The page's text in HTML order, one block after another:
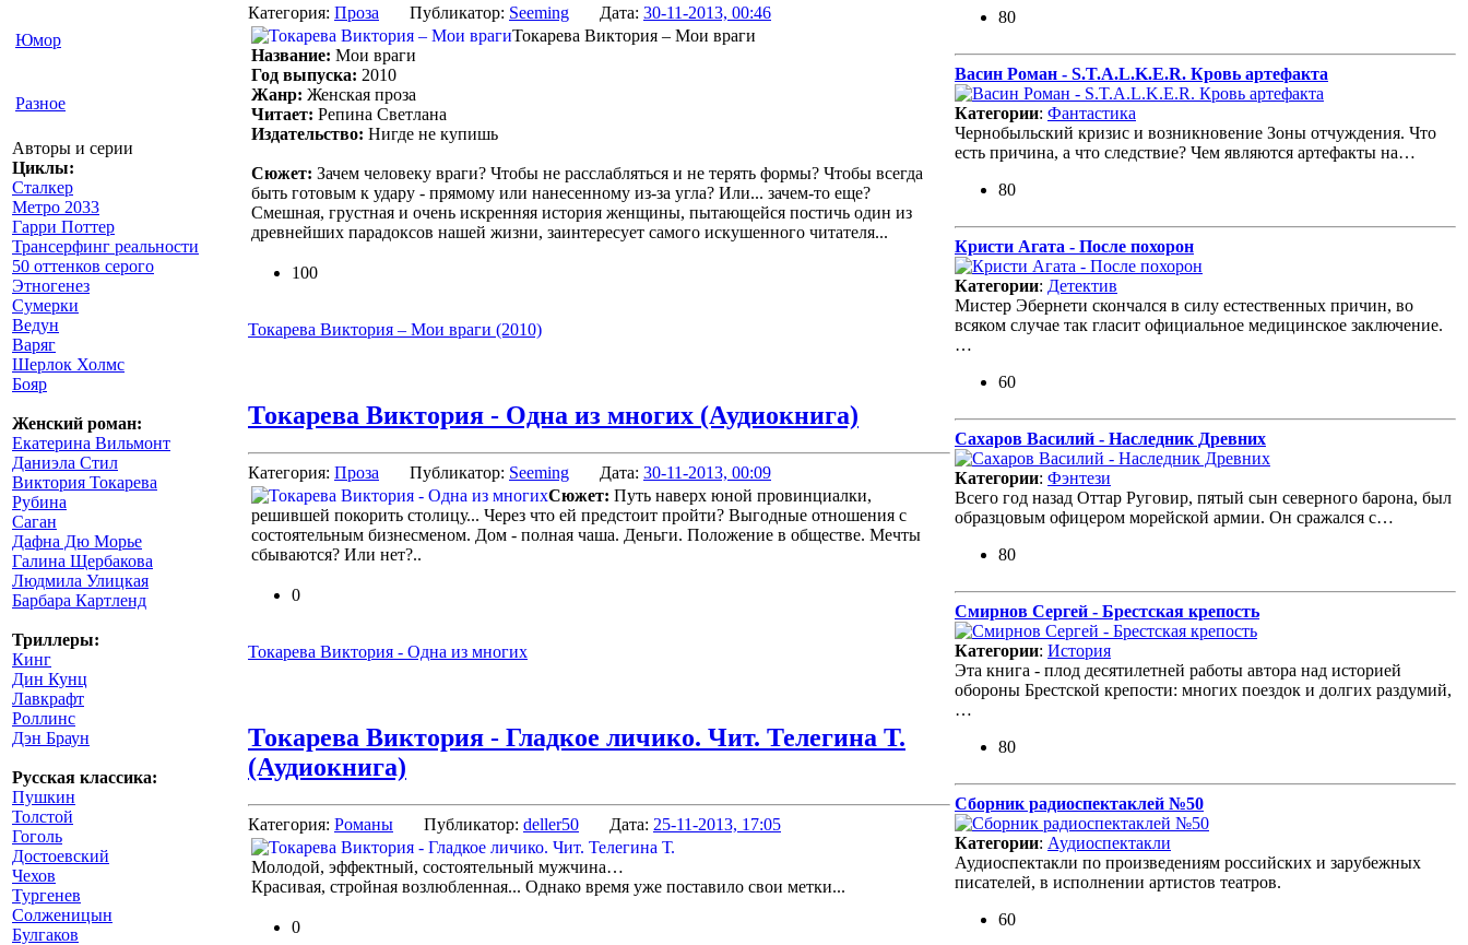
Юмор
Разное
Авторы и серии
Циклы:
Сталкер
Метро 2033
Гарри Поттер
Трансерфинг реальности
50 оттенков серого
Этногенез
Сумерки
Ведун
Варяг
Шерлок Холмс
Бояр
Женский роман:
Екатерина Вильмонт
Даниэла Стил
Виктория Токарева
Рубина
Саган
Дафна Дю Морье
Галина Щербакова
Людмила Улицкая
Барбара Картленд
Триллеры:
Кинг
Дин Кунц
Лавкрафт
Роллинс
Дэн Браун
Русская классика:
Пушкин
Толстой
Гоголь
Достоевский
Чехов
Тургенев
Солженицын
Булгаков
Категория: Проза Публикатор: Seeming Дата: 30-11-2013, 00:46
Токарева Виктория – Мои враги
Название: Мои враги
Год выпуска: 2010
Жанр: Женская проза
Читает: Репина Светлана
Издательство: Нигде не купишь
Сюжет: Зачем человеку враги? Чтобы не расслабляться и не терять формы? Чтобы всегда
быть готовым к удару - прямому или нанесенному из-за угла? Или... зачем-то еще?
Смешная, грустная и очень искренняя история женщины, пытающейся постичь один из
древнейших парадоксов нашей жизни, заинтересует самого искушенного читателя...
100
Токарева Виктория – Мои враги (2010)
Токарева Виктория - Одна из многих (Аудиокнига)
Категория: Проза Публикатор: Seeming Дата: 30-11-2013, 00:09
Сюжет: Путь наверх юной провинциалки,
решившей покорить столицу... Через что ей предстоит пройти? Выгодные отношения с
состоятельным бизнесменом. Дом - полная чаша. Деньги. Положение в обществе. Мечты
сбываются? Или нет?..
0
Токарева Виктория - Одна из многих
Токарева Виктория - Гладкое личико. Чит. Телегина Т.
(Аудиокнига)
Категория: Романы Публикатор: deller50 Дата: 25-11-2013, 17:05
Молодой, эффектный, состоятельный мужчина…
Красивая, стройная возлюбленная... Однако время уже поставило свои метки...
0
80
Васин Роман - S.T.A.L.K.E.R. Кровь артефакта
Категории: Фантастика
Чернобыльский кризис и возникновение Зоны отчуждения. Что
есть причина, а что следствие? Чем являются артефакты на…
80
Кристи Агата - После похорон
Категории: Детектив
Мистер Эбернети скончался в силу естественных причин, во
всяком случае так гласит официальное медицинское заключение.
…
60
Сахаров Василий - Наследник Древних
Категории: Фэнтези
Всего год назад Оттар Руговир, пятый сын северного барона, был
образцовым офицером морейской армии. Он сражался с…
80
Смирнов Сергей - Брестская крепость
Категории: История
Эта книга - плод десятилетней работы автора над историей
обороны Брестской крепости: многих поездок и долгих раздумий,
…
80
Сборник радиоспектаклей №50
Категории: Аудиоспектакли
Аудиоспектакли по произведениям российских и зарубежных
писателей, в исполнении артистов театров.
60